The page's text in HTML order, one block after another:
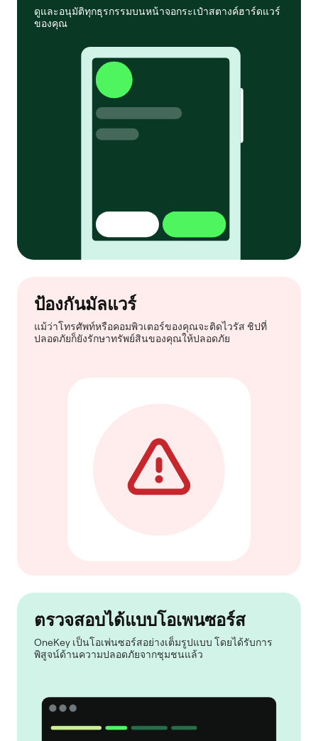
ดูและอนุมัติทุกธุรกรรมบนหน้าจอกระเป๋าสตางค์ฮาร์ดแวร์
ของคุณ
ป้องกันมัลแวร์
แม้ว่าโทรศัพท์หรือคอมพิวเตอร์ของคุณจะติดไวรัส ชิปที่
ปลอดภัยก็ยังรักษาทรัพย์สินของคุณให้ปลอดภัย
ตรวจสอบได้แบบโอเพนซอร์ส
OneKey เป็นโอเพ่นซอร์สอย่างเต็มรูปแบบ โดยได้รับการ
พิสูจน์ด้านความปลอดภัยจากชุมชนแล้ว